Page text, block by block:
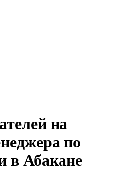
на
по
в Абакане